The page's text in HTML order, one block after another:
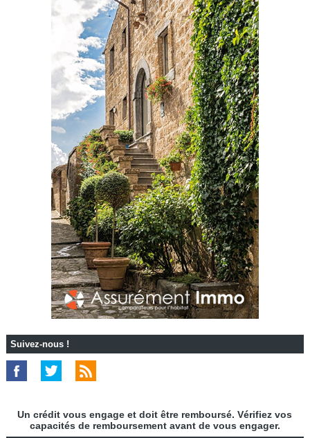
Suivez-nous !
Un crédit vous engage et doit être remboursé. Vérifiez vos
capacités de remboursement avant de vous engager.